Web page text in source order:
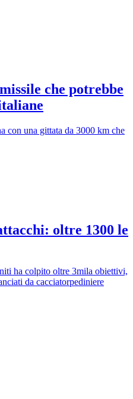
che potrebbe
con una gittata da 3000 km che
oltre 1300 le
ha colpito oltre 3mila obiettivi,
da cacciatorpediniere